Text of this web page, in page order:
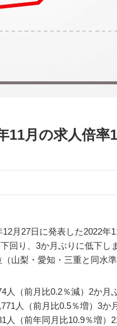
11月の求人倍
月27日に発表した2022
回り、3か月ぶりに低下し
山梨・愛知・三重と同水
（前月比0.2％減）2か月
人（前月比0.5％増）3か
（前年同月比10.9％増）